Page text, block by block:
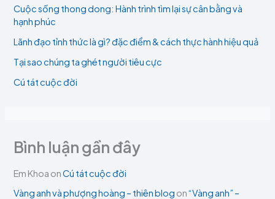
Cuộc sống thong dong: Hành trình tìm lại sự cân bằng và
hạnh phúc
Lãnh đạo tỉnh thức là gì? đặc điểm & cách thực hành hiệu quả
Tại sao chúng ta ghét người tiêu cực
Cú tát cuộc đời
Bình luận gần đây
Em Khoa onCú tát cuộc đời
Vàng anh và phượng hoàng – thiên blog on“Vàng anh” –